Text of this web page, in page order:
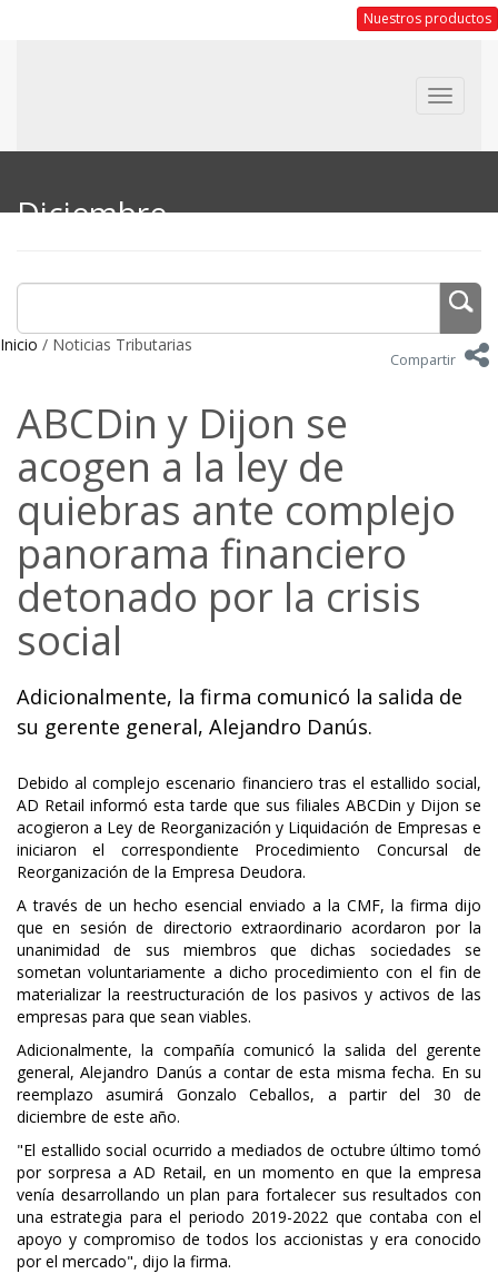
Nuestros productos
Toggle
Diciembre
Inicio / Noticias Tributarias
Compartir
ABCDin y Dijon se
acogen a la ley de
quiebras ante complejo
panorama financiero
detonado por la crisis
social
Adicionalmente, la firma comunicó la salida de
su gerente general, Alejandro Danús.
Debido al complejo escenario financiero tras el estallido social,
AD Retail informó esta tarde que sus filiales ABCDin y Dijon se
acogieron a Ley de Reorganización y Liquidación de Empresas e
iniciaron el correspondiente Procedimiento Concursal de
Reorganización de la Empresa Deudora.
A través de un hecho esencial enviado a la CMF, la firma dijo
que en sesión de directorio extraordinario acordaron por la
unanimidad de sus miembros que dichas sociedades se
sometan voluntariamente a dicho procedimiento con el fin de
materializar la reestructuración de los pasivos y activos de las
empresas para que sean viables.
Adicionalmente, la compañía comunicó la salida del gerente
general, Alejandro Danús a contar de esta misma fecha. En su
reemplazo asumirá Gonzalo Ceballos, a partir del 30 de
diciembre de este año.
"El estallido social ocurrido a mediados de octubre último tomó
por sorpresa a AD Retail, en un momento en que la empresa
venía desarrollando un plan para fortalecer sus resultados con
una estrategia para el periodo 2019-2022 que contaba con el
apoyo y compromiso de todos los accionistas y era conocido
por el mercado", dijo la firma.